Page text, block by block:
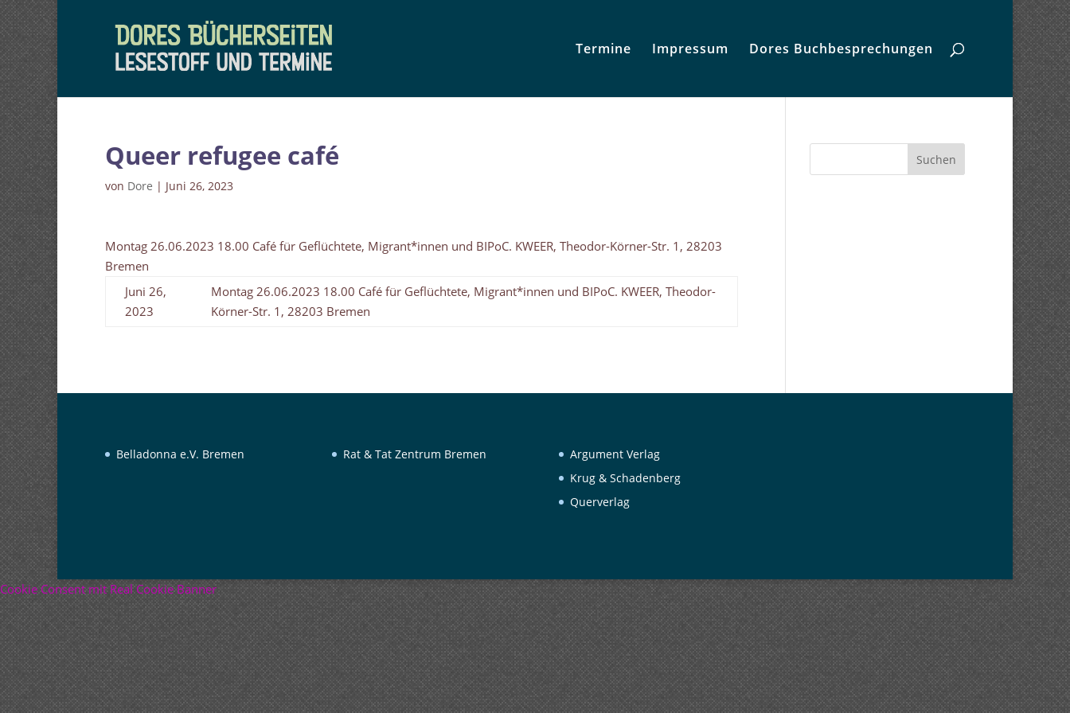
Termine Impressum Dores Buchbesprechungen
Queer refugee café
von Dore | Juni 26, 2023
Montag 26.06.2023 18.00 Café für Geflüchtete, Migrant*innen und BIPoC. KWEER, Theodor-Körner-Str. 1, 28203
Bremen
Juni 26,
2023
Montag 26.06.2023 18.00 Café für Geflüchtete, Migrant*innen und BIPoC. KWEER, Theodor-
Körner-Str. 1, 28203 Bremen
Suchen
Belladonna e.V. Bremen Rat & Tat Zentrum Bremen
Argument Verlag
Krug & Schadenberg
Querverlag
Cookie Consent mit Real Cookie Banner